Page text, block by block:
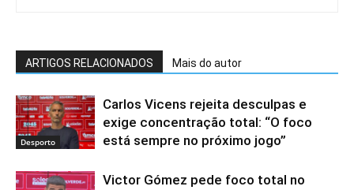
ARTIGOS RELACIONADOS Mais do autor
Desporto
Carlos Vicens rejeita desculpas e
exige concentração total: “O foco
está sempre no próximo jogo”
Victor Gómez pede foco total no